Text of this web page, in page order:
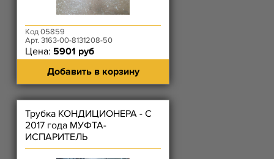
Код 05859
Арт. 3163-00-8131208-50
Цена: 5901 руб
Добавить в корзину
Трубка КОНДИЦИОНЕРА - C
2017 года МУФТА-
ИСПАРИТЕЛЬ